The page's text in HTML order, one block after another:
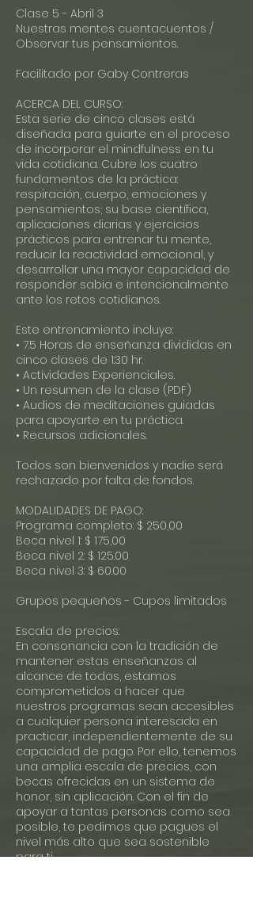
Clase 5 - Abril 3
Nuestras mentes cuentacuentos /
Observar tus pensamientos.
Facilitado por Gaby Contreras
ACERCA DEL CURSO:
Esta serie de cinco clases está
diseñada para guiarte en el proceso
de incorporar el mindfulness en tu
vida cotidiana. Cubre los cuatro
fundamentos de la práctica:
respiración, cuerpo, emociones y
pensamientos; su base científica,
aplicaciones diarias y ejercicios
prácticos para entrenar tu mente,
reducir la reactividad emocional, y
desarrollar una mayor capacidad de
responder sabia e intencionalmente
ante los retos cotidianos.
Este entrenamiento incluye:
• 7.5 Horas de enseñanza divididas en
cinco clases de 1:30 hr.
• Actividades Experienciales.
• Un resumen de la clase (PDF)
• Audios de meditaciones guiadas
para apoyarte en tu práctica.
• Recursos adicionales.
Todos son bienvenidos y nadie será
rechazado por falta de fondos.
MODALIDADES DE PAGO:
Programa completo: $ 250,00
Beca nivel 1: $ 175,00
Beca nivel 2: $ 125.00
Beca nivel 3: $ 60.00
Grupos pequeños - Cupos limitados
Escala de precios:
En consonancia con la tradición de
mantener estas enseñanzas al
alcance de todos, estamos
comprometidos a hacer que
nuestros programas sean accesibles
a cualquier persona interesada en
practicar, independientemente de su
capacidad de pago. Por ello, tenemos
una amplia escala de precios, con
becas ofrecidas en un sistema de
honor, sin aplicación. Con el fin de
apoyar a tantas personas como sea
posible, te pedimos que pagues el
nivel más alto que sea sostenible
para ti.